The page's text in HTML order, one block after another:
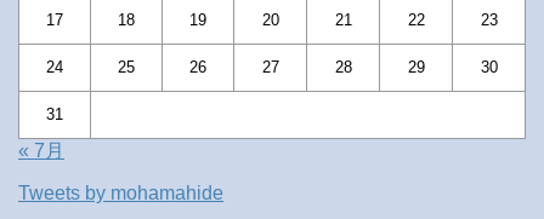
17 18 19 20 21 22 23
24 25 26 27 28 29 30
31
« 7月
Tweets by mohamahide